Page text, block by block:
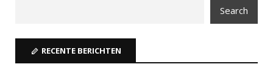
Search
RECENTE BERICHTEN